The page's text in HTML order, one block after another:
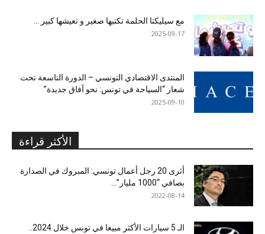
مع سيليكتا الحلمة تكتبها صغير و تعيشها كبير …
2025-09-17
المنتدى الاقتصادي التونسي – الدورة التاسعة تحت
شعار “السياحة في تونس: نحو آفاق جديدة”
2025-09-10
الأكثر قراءة
أثرى 20 رجل أعمال تونسي: المبروك في الصدارة
بصافي “1000 مليار”...
2022-08-14
الـ 5 سيارات الأكثر مبيعا في تونس خلال 2024..